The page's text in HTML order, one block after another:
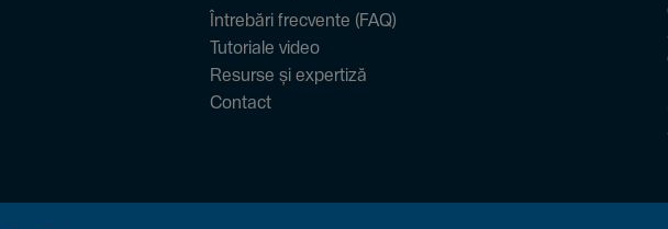
Întrebări frecvente (FAQ)
Tutoriale video
Resurse și expertiză
Contact